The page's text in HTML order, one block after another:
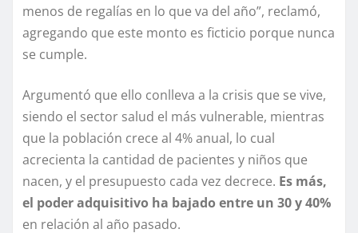
menos de regalías en lo que va del año”, reclamó,
agregando que este monto es ficticio porque nunca
se cumple.
Argumentó que ello conlleva a la crisis que se vive,
siendo el sector salud el más vulnerable, mientras
que la población crece al 4% anual, lo cual
acrecienta la cantidad de pacientes y niños que
nacen, y el presupuesto cada vez decrece. Es más,
el poder adquisitivo ha bajado entre un 30 y 40%
en relación al año pasado.